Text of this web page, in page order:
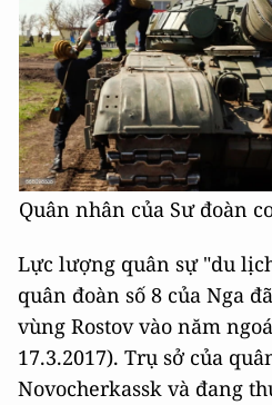
Quân nhân của Sư đoàn
Lực lượng quân sự "du
quân đoàn số 8 của Nga
vùng Rostov vào năm
17.3.2017). Trụ sở của
Novocherkassk và đang